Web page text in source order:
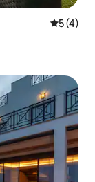
レビュー
5 (4)